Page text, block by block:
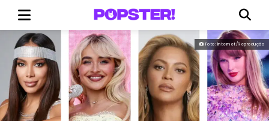
Foto: Internet/Reprodução